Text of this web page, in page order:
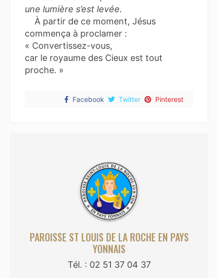
PAROISSE ST LOUIS DE LA ROCHE EN PAYS
YONNAIS
Tél. : 02 51 37 04 37
une lumière s’est levée.
À partir de ce moment, Jésus
commença à proclamer :
« Convertissez-vous,
car le royaume des Cieux est tout
proche. »
Facebook Twitter Pinterest